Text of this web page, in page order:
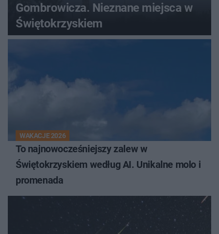
Gombrowicza. Nieznane miejsca w
Świętokrzyskiem
WAKACJE 2026
To najnowocześniejszy zalew w
Świętokrzyskiem według AI. Unikalne molo i
promenada